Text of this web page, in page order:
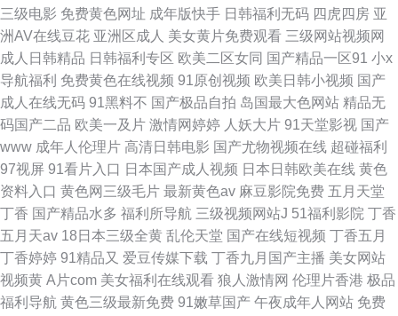
三级电影 免费黄色网址 成年版快手 日韩福利无码 四虎四房 亚
洲AV在线豆花 亚洲区成人 美女黄片免费观看 三级网站视频网
成人日韩精品 日韩福利专区 欧美二区女同 国产精品一区91 小x
导航福利 免费黄色在线视频 91原创视频 欧美日韩小视频 国产
成人在线无码 91黑料不 国产极品自拍 岛国最大色网站 精品无
码国产二品 欧美一及片 激情网婷婷 人妖大片 91天堂影视 国产
www 成年人伦理片 高清日韩电影 国产尤物视频在线 超碰福利
97视屏 91看片入口 日本国产成人视频 日本日韩欧美在线 黄色
资料入口 黄色网三级毛片 最新黄色av 麻豆影院免费 五月天堂
丁香 国产精品水多 福利所导航 三级视频网站J 51福利影院 丁香
五月天av 18日本三级全黄 乱伦天堂 国产在线短视频 丁香五月
丁香婷婷 91精品又 爱豆传媒下载 丁香九月国产主播 美女网站
视频黄 A片com 美女福利在线观看 狼人激情网 伦理片香港 极品
福利导航 黄色三级最新免费 91嫩草国产 午夜成年人网站 免费